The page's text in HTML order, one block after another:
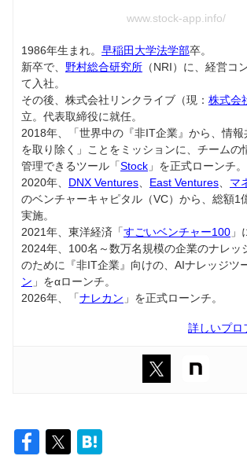
www.stock-app.info/
1986年生まれ。 早稲田大学法学部卒。
新卒で、 野村総合研究所 （NRI）に、経営コ
て入社。
その後、株式会社リンクライブ（現： 株式会
立。代表取締役に就任。
2018年、「世界中の『非IT企業』から、情報
を取り除く」ことをミッションに、チームの
管理できるツール「Stock 」を正式ローンチ。
2020年、 DNX Ventures、 East Ventures、 マ
のベンチャーキャピタル（VC）から、総額1
実施。
2021年、東洋経済「すごいベンチャー100 」
2024年、100名～数万名規模の企業のナレッ
のために『非IT企業』向けの、AIナレッジツ
ン 」をαローンチ。
2026年、「ナレカン 」を正式ローンチ。
詳しいプロ